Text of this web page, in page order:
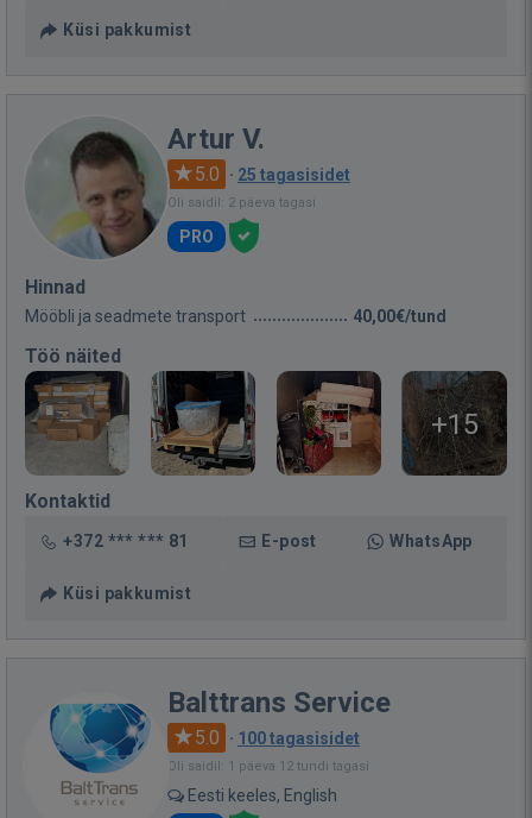
Küsi pakkumist
Artur V.
5.0 · 25 tagasisidet
Oli saidil: 2 päeva tagasi
PRO
Hinnad
Mööbli ja seadmete transport 40,00€/tund
Töö näited
+15
Kontaktid
+372 *** *** 81 E-post WhatsApp
Küsi pakkumist
Balttrans Service
5.0 · 100 tagasisidet
Oli saidil: 1 päeva 12 tundi tagasi
Eesti keeles, English